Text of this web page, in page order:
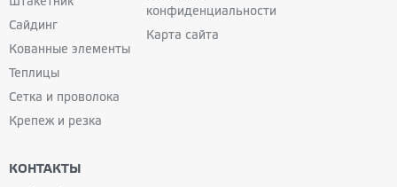
Штакетник
Сайдинг
Кованные элементы
Теплицы
Сетка и проволока
Крепеж и резка
конфиденциальности
Карта сайта
КОНТАКТЫ